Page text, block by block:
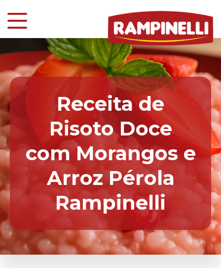
Receita de
Risoto Doce
com Morangos e
Arroz Pérola
Rampinelli